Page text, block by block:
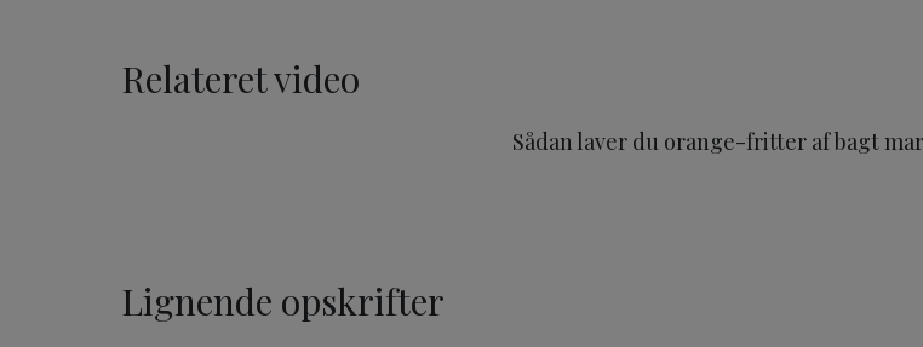
Relateret video
Sådan laver du orange-fritter af bagt
Lignende opskrifter